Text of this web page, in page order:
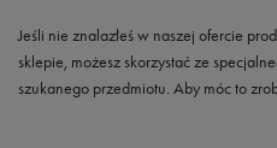
Jeśli nie znalazłeś w naszej ofercie
sklepie, możesz skorzystać ze
szukanego przedmiotu. Aby móc to